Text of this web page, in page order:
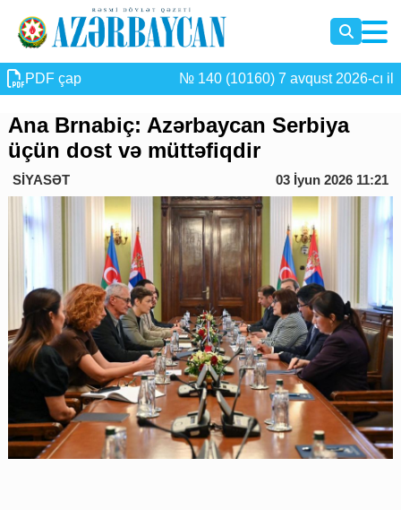
PDF çap № 140 (10160) 7 avqust 2026-cı il
Ana Brnabiç: Azərbaycan Serbiya
üçün dost və müttəfiqdir
SİYASƏT 03 İyun 2026 11:21